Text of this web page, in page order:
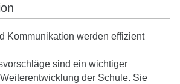
Kommunikation werden effizient
sind ein wichtiger
der Schule. Sie